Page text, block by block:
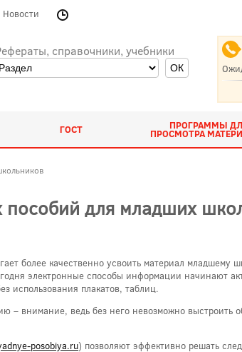
Новости
справочники, учебники
ГОСТ ПРОГРАММЫ
ПРОСМОТРА
пособий для младших
более качественно усвоить материал младшему
электронные способы информации начинают
использования плакатов, таблиц.
внимание, ведь без него невозможно выстроить
posobiya.ru) позволяют эффективно решать